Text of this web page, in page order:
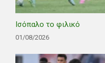
Ισόπαλο το φιλικό
01/08/2026